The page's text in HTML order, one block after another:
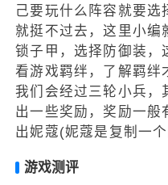
己要玩什么阵容就要选
就挺不过去，这里小编
锁子甲，选择防御装，
看游戏羁绊，了解羁绊
我们会经过三轮小兵，
出一些奖励，奖励一般
出妮蔻(妮蔻是复制一
游戏测评